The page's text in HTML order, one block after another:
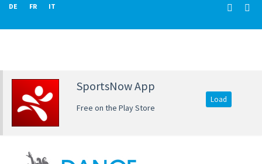
DE FR IT
SportsNow App
Free on the Play Store
Load